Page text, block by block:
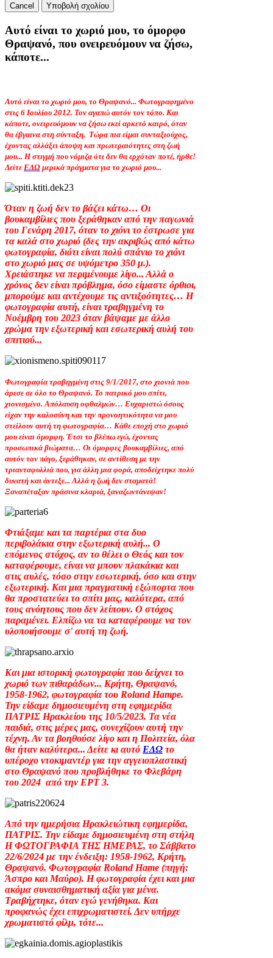
Cancel Υποβολή σχολίου
Αυτό είναι το χωριό μου, το όμορφο
Θραψανό, που ονειρευόμουν να ζήσω,
κάποτε...
Αυτό είναι το χωριό μου, το Θραψανό... Φωτογραφημένο
στις 6 Ιουλίου 2012. Τον αγαπώ αυτόν τον τόπο. Και
κάποτε, ονειρευόμουν να ζήσω εκεί αρκετό καιρό, όταν
θα έβγαινα στη σύνταξη. Τώρα πια είμαι συνταξιούχος,
έχοντας αλλάξει άποψη και πρωτεραιότητες στη ζωή
μου... Η στιγμή που νόμιζα ότι δεν θα ερχόταν ποτέ, ήρθε!
Δείτε ΕΔΩ μερικά πράγματα για το χωριό μου...
Όταν η ζωή δεν το βάζει κάτω… Οι
βουκαμβίλιες που ξεράθηκαν από την παγωνιά
του Γενάρη 2017, όταν το χιόνι το έστρωσε για
τα καλά στο χωριό (δες την ακριβώς από κάτω
φωτογραφία, διότι είναι πολύ σπάνιο το χιόνι
στο χωριό μας σε υψόμετρο 350 μ.).
Χρειάστηκε να περιμένουμε λίγο... Αλλά ο
χρόνος δεν είναι πρόβλημα, όσο είμαστε όρθιοι,
μπορούμε και αντέχουμε τις αντιξοότητες… Η
φωτογραφία αυτή, είναι τραβηγμένη το
Νοέμβρη του 2023 όταν βάψαμε με άλλο
χρώμα την εξωτερική και εσωτερική αυλή του
σπιτιού...
Φωτογραφία τραβηγμένη στις 9/1/2017, στο χιονιά που
άρεσε σε όλο το Θραψανό. Το πατρικό μου σπίτι,
χιονισμένο. Απόλαυση οφθαλμών… Ευχαριστώ όσους
είχαν την καλοσύνη και την προνοητικότητα να μου
στείλουν αυτή τη φωτογραφία… Κάθε εποχή στο χωριό
μου είναι όμορφη. Έτσι το βλέπω εγώ, έχοντας
προσωπικά βιώματα… Οι όμορφες βουκαμβίλιες, από
αυτόν τον πάγο, ξεράθηκαν, σε αντίθεση με την
τριανταφυλλιά που, για άλλη μια φορά, αποδείχτηκε πολύ
δυνατή και άντεξε... Αλλά η ζωή δεν σταματά!
Ξαναπέταξαν πράσινα κλαριά, ξαναζωντάνεψαν!
Φτιάξαμε και τα παρτέρια στα δυο
περιβολάκια στην εξωτερική αυλή... Ο
επόμενος στόχος, αν το θέλει ο Θεός και τον
καταφέρουμε, είναι να μπουν πλακάκια και
στις αυλές, τόσο στην εσωτερική, όσο και στην
εξωτερική. Και μια πραγματική εξώπορτα που
θα προστατεύει το σπίτι μας, καλύτερα, από
τους ανόητους που δεν λείπουν. Ο στόχος
παραμένει. Ελπίζω να τα καταφέρουμε να τον
υλοποιήσουμε σ' αυτή τη ζωή.
Και μια ιστορική φωτογραφία που δείχνει το
χωριό των πιθαράδων... Κρήτη, Θραψανό,
1958-1962, φωτογραφία του Roland Hampe.
Την είδαμε δημοσιευμένη στη εφημερίδα
ΠΑΤΡΙΣ Ηρακλείου της 10/5/2023. Τα νέα
παιδιά, στις μέρες μας, συνεχίζουν αυτή την
τέχνη. Αν τα βοηθούσε λίγο και η Πολιτεία, όλα
θα ήταν καλύτερα... Δείτε κι αυτό ΕΔΩ το
υπέροχο ντοκιμαντέρ για την αγγειοπλαστική
στο Θραψανό που προβλήθηκε το Φλεβάρη
του 2024 από την ΕΡΤ 3.
Από την ημερήσια Ηρακλειώτικη εφημερίδα,
ΠΑΤΡΙΣ. Την είδαμε δημοσιευμένη στη στήλη
Η ΦΩΤΟΓΡΑΦΙΑ ΤΗΣ ΗΜΕΡΑΣ, το Σάββατο
22/6/2024 με την ένδειξη: 1958-1962, Κρήτη,
Θραψανό. Φωτογραφία Roland Hame (πηγή:
Άσπρο και Μαύρο). Η φωτογραφία έχει και μια
ακόμα συναισθηματική αξία για μένα.
Τραβήχτηκε, όταν εγώ γενήθηκα. Και
προφανώς έχει επιχρωματιστεί. Δεν υπήρχε
χρωματιστό φίλμ, τότε...